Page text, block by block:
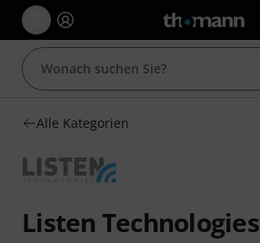
Alle Kategorien
Listen Technologies